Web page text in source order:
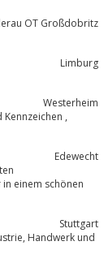
OT Großdobritz
Limburg
Westerheim
Edewecht
einem schönen
Stuttgart